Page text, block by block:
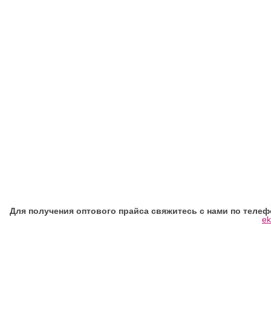
Для получения оптового прайса свяжитесь с нами по